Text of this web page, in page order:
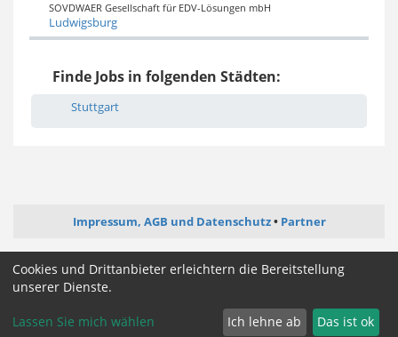
SOVDWAER Gesellschaft für EDV-Lösungen mbH
Ludwigsburg
Finde Jobs in folgenden Städten:
Stuttgart
Impressum, AGB und Datenschutz Partner
ictjob.de administrator-jobs.de
webentwickler-jobs.de
Cookie Zustimmung ändern
Cookies und Drittanbieter erleichtern die Bereitstellung
unserer Dienste.
Lassen Sie mich wählen Ich lehne ab Das ist ok